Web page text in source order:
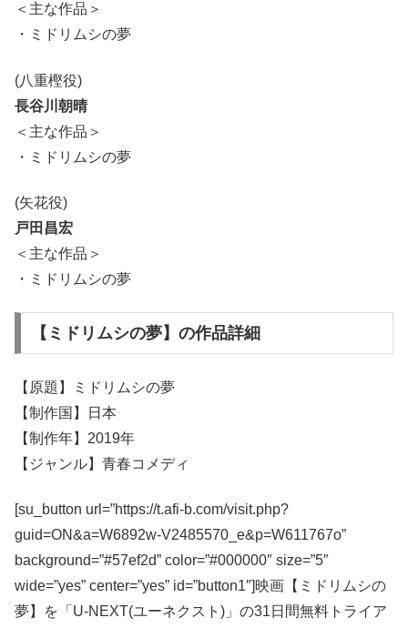
＜主な作品＞
・ミドリムシの夢
(八重樫役)
長谷川朝晴
＜主な作品＞
・ミドリムシの夢
(矢花役)
戸田昌宏
＜主な作品＞
・ミドリムシの夢
【ミドリムシの夢】の作品詳細
【原題】ミドリムシの夢
【制作国】日本
【制作年】2019年
【ジャンル】青春コメディ
[su_button url=”https://t.afi-b.com/visit.php?
guid=ON&a=W6892w-V2485570_e&p=W611767o”
background=”#57ef2d” color=”#000000″ size=”5″
wide=”yes” center=”yes” id=”button1″]映画【ミドリムシの
夢】を「U-NEXT(ユーネクスト)」の31日間無料トライア